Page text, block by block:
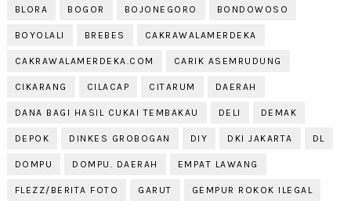
BLORA BOGOR BOJONEGORO BONDOWOSO
BOYOLALI BREBES CAKRAWALAMERDEKA
CAKRAWALAMERDEKA.COM CARIK ASEMRUDUNG
CIKARANG CILACAP CITARUM DAERAH
DANA BAGI HASIL CUKAI TEMBAKAU DELI DEMAK
DEPOK DINKES GROBOGAN DIY DKI JAKARTA DL
DOMPU DOMPU. DAERAH EMPAT LAWANG
FLEZZ/BERITA FOTO GARUT GEMPUR ROKOK ILEGAL